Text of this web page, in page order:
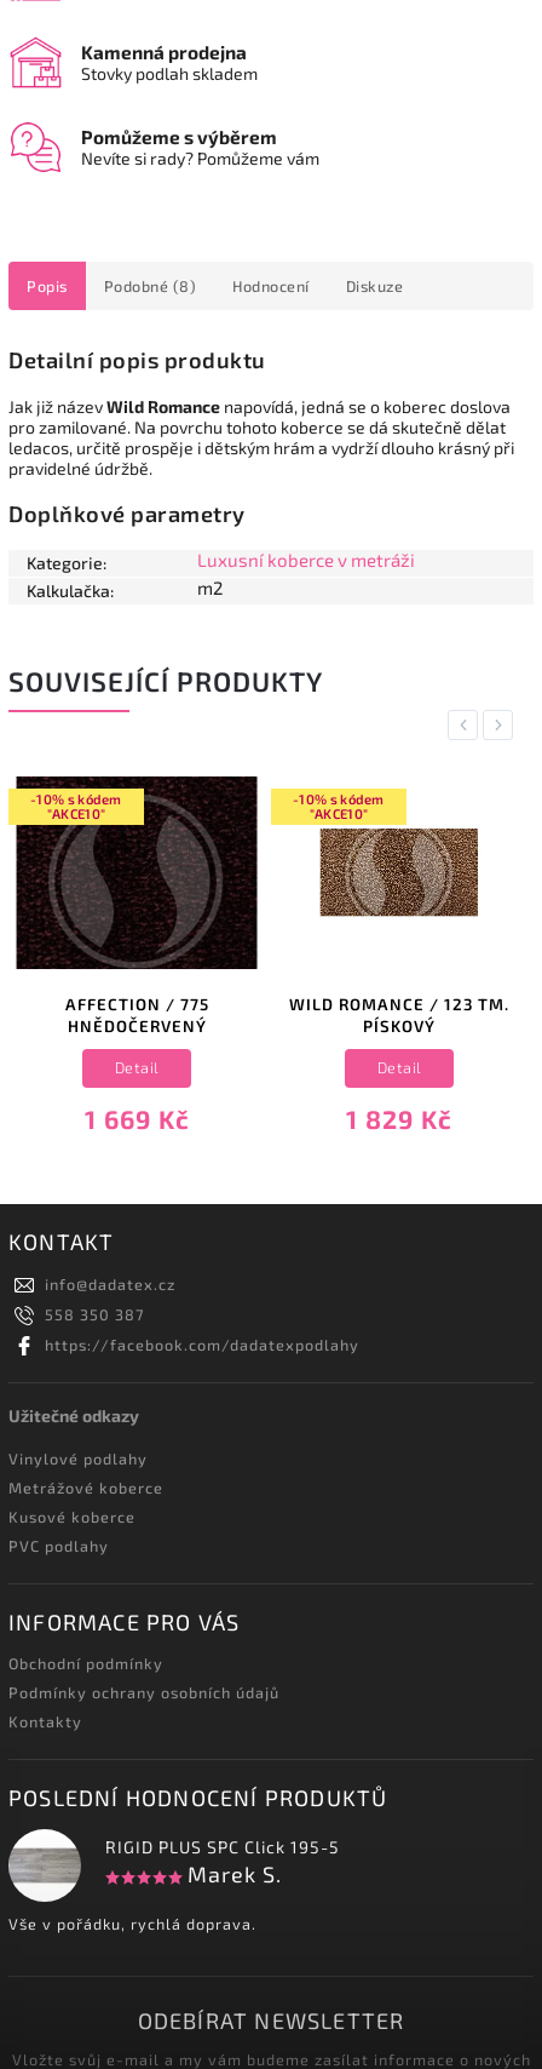
Kamenná prodejna
Stovky podlah skladem
Pomůžeme s výběrem
Nevíte si rady? Pomůžeme vám
Popis Podobné (8) Hodnocení Diskuze
Detailní popis produktu
Jak již názevWild Romance napovídá, jedná se o koberec doslova
pro zamilované. Na povrchu tohoto koberce se dá skutečně dělat
ledacos, určitě prospěje i dětským hrám a vydrží dlouho krásný při
pravidelné údržbě.
Doplňkové parametry
Kategorie: Luxusní koberce v metráži
Kalkulačka: m2
SOUVISEJÍCÍ PRODUKTY
Previous
-10% s kódem
"AKCE10"
AFFECTION / 775
HNĚDOČERVENÝ
1 669 Kč
Detail
-10% s kódem
"AKCE10"
WILD ROMANCE / 123 TM.
PÍSKOVÝ
1 829 Kč
Detail
Next
KONTAKT
info@dadatex.cz
558 350 387
https://facebook.com/dadatexpodlahy
Užitečné odkazy
Vinylové podlahy
Metrážové koberce
Kusové koberce
PVC podlahy
INFORMACE PRO VÁS
Obchodní podmínky
Podmínky ochrany osobních údajů
Kontakty
POSLEDNÍ HODNOCENÍ PRODUKTŮ
RIGID PLUS SPC Click 195-5
Marek S.
Vše v pořádku, rychlá doprava.
ODEBÍRAT NEWSLETTER
Vložte svůj e-mail a my vám budeme zasílat informace o nových